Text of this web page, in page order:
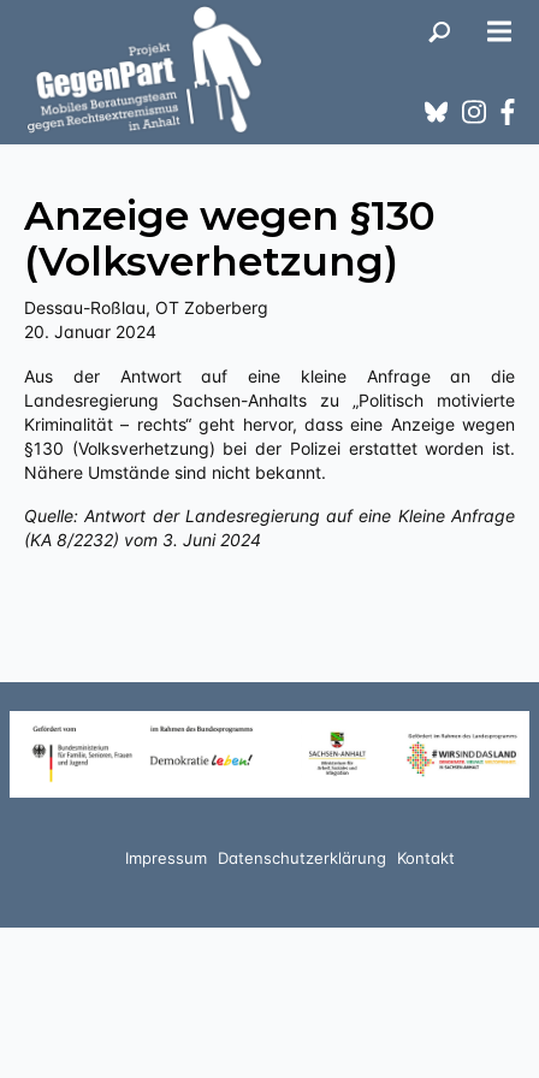
Anzeige wegen §130
(Volksverhetzung)
Dessau-Roßlau, OT Zoberberg
20. Januar 2024
Aus der Antwort auf eine kleine Anfrage an die
Landesregierung Sachsen-Anhalts zu „Politisch motivierte
Kriminalität – rechts“ geht hervor, dass eine Anzeige wegen
§130 (Volksverhetzung) bei der Polizei erstattet worden ist.
Nähere Umstände sind nicht bekannt.
Quelle: Antwort der Landesregierung auf eine Kleine Anfrage
(KA 8/2232) vom 3. Juni 2024
Impressum Datenschutzerklärung Kontakt